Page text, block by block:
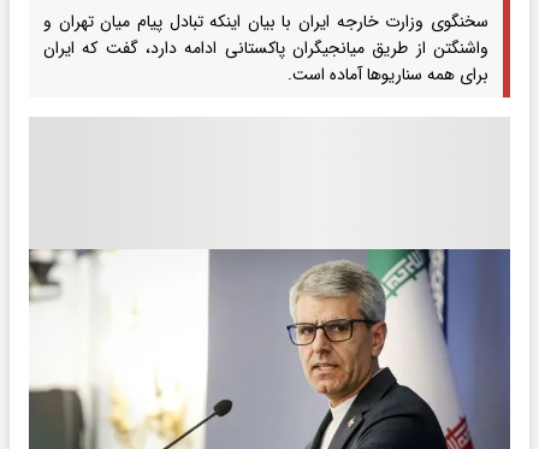
سخنگوی وزارت خارجه ایران با بیان اینکه تبادل پیام میان تهران و
واشنگتن از طریق میانجیگران پاکستانی ادامه دارد، گفت که ایران
برای همه سناریوها آماده است.